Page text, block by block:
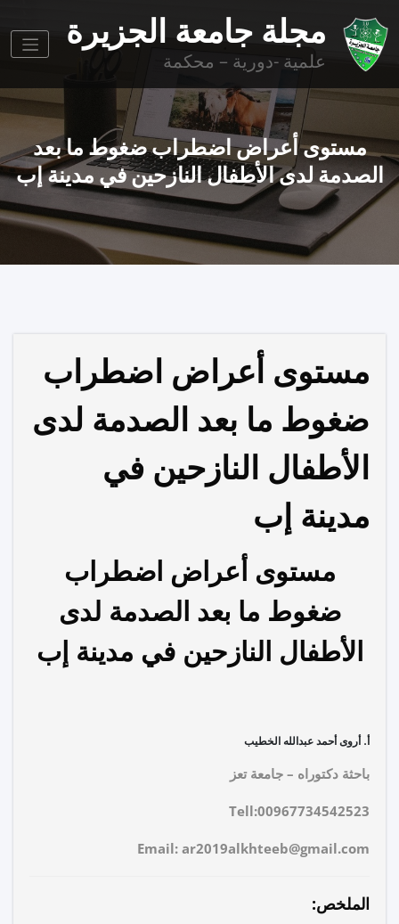
مجلة جامعة الجزيرة
علمية -دورية – محكمة
مستوى أعراض اضطراب ضغوط ما بعد
لدى الأطفال النازحين في مدينة إب
مستوى أعراض اضطراب
ضغوط ما بعد الصدمة لدى
الأطفال النازحين في
مدينة إب
مستوى أعراض اضطراب
ضغوط ما بعد الصدمة لدى
الأطفال النازحين في مدينة إب
أ. أروى أحمد عبدالله الخطيب
باحثة دكتوراه – جامعة تعز
Tell:00967734542523
Email: ar2019alkhteeb@gmail.com
الملخص: